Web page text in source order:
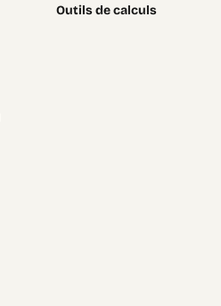
Outils de calculs